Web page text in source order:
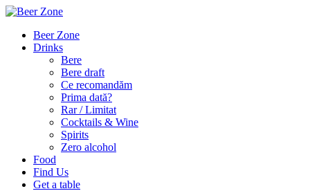
Beer Zone
Drinks
Bere
Bere draft
Ce recomandăm
Prima dată?
Rar / Limitat
Cocktails & Wine
Spirits
Zero alcohol
Food
Find Us
Get a table